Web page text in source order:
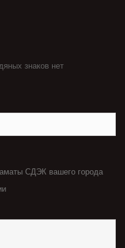
знаков нет
СДЭК вашего города